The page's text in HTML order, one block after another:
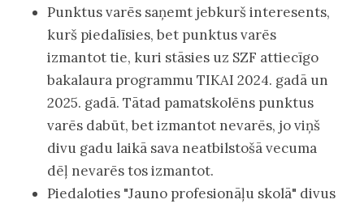
Punktus varēs saņemt jebkurš interesents,
kurš piedalīsies, bet punktus varēs
izmantot tie, kuri stāsies uz SZF attiecīgo
bakalaura programmu TIKAI 2024. gadā un
2025. gadā. Tātad pamatskolēns punktus
varēs dabūt, bet izmantot nevarēs, jo viņš
divu gadu laikā sava neatbilstošā vecuma
dēļ nevarēs tos izmantot.
Piedaloties "Jauno profesionāļu skolā" divus